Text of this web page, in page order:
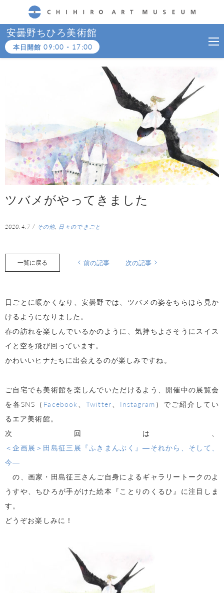
CHIHIRO ART MUSEUM
安曇野ちひろ美術館
本日開館09:00 - 17:00
ツバメがやってきました
2020.4.7 / その他, 日々のできごと
一覧に戻る 前の記事 次の記事
日ごとに暖かくなり、安曇野では、ツバメの姿をちらほら見か
けるようになりました。
春の訪れを楽しんでいるかのように、気持ちよさそうにスイス
イと空を飛び回っています。
かわいいヒナたちに出会えるのが楽しみですね。
ご自宅でも美術館を楽しんでいただけるよう、開催中の展覧会
を各SNS（ Facebook 、Twitter、 Instagram ）でご紹介してい
るエア美術館。
次回は、
＜企画展＞田島征三展『ふきまんぶく』―それから、そして、
今―
の、画家・田島征三さんご自身によるギャラリートークのよ
うすや、ちひろが手がけた絵本『ことりのくるひ』に注目しま
す。
どうぞお楽しみに！